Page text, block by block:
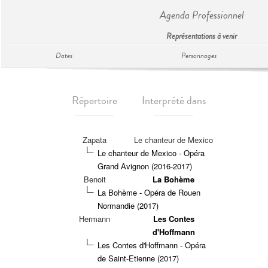
Agenda Professionnel
Représentations à venir
Dates Personnages
Répertoire Interprété dans
Zapata
Le chanteur de Mexico
Le chanteur de Mexico - Opéra
Grand Avignon (2016-2017)
Benoit
La Bohème
La Bohème - Opéra de Rouen
Normandie (2017)
Hermann
Les Contes
d'Hoffmann
Les Contes d'Hoffmann - Opéra
de Saint-Etienne (2017)